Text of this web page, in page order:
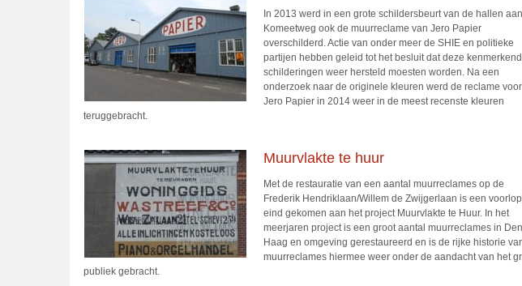
In 2013 werd in een grote schildersbeurt van de hallen
Komeetweg ook de muurreclame van Jero Papier
overschilderd. Actie van onder meer de SHIE en politieke
partijen hebben geleid tot het besluit dat deze
schilderingen weer hersteld moesten worden. Na een
onderzoek naar de originele kleuren werd de reclame voor
Jero Papier in 2014 weer in de meest recenste kleuren
teruggebracht.
Muurvlakte te huur
Met de restauratie van een aantal muurreclames op de
Frederik Hendriklaan/Willem de Zwijgerlaan is een
eind gekomen aan het project Muurvlakte te Huur. In het
meerjaren project is een groot aantal muurreclames in Den
Haag en omgeving gerestaureerd en is de rijke historie
muurreclames hiermee weer onder de aandacht van het
publiek gebracht.